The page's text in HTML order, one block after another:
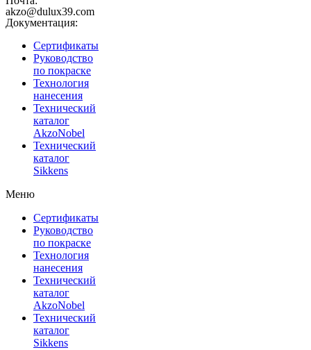
akzo@dulux39.com
Документация:
Сертификаты
Руководство
по покраске
Технология
нанесения
Технический
каталог
AkzoNobel
Технический
каталог
Sikkens
Меню
Сертификаты
Руководство
по покраске
Технология
нанесения
Технический
каталог
AkzoNobel
Технический
каталог
Sikkens